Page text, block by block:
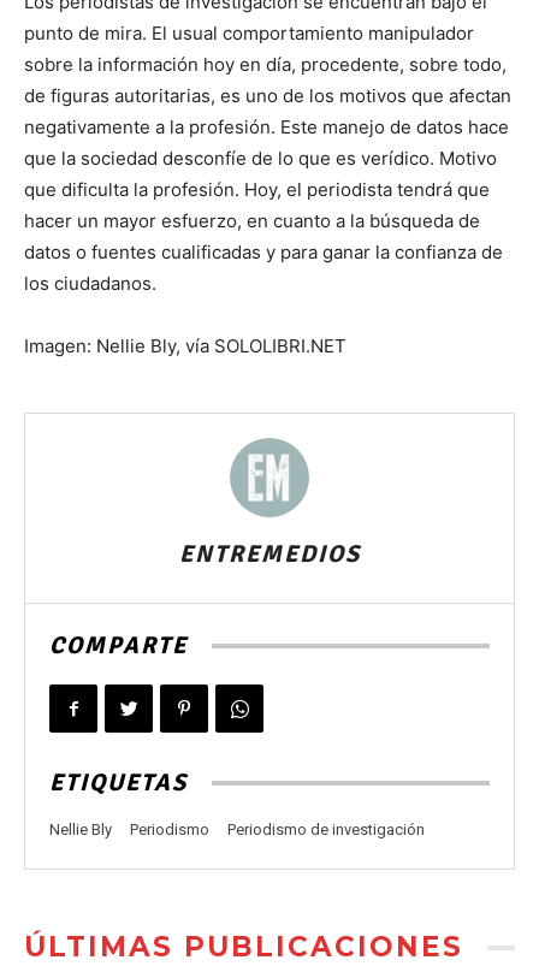
punto de mira. El usual comportamiento manipulador
sobre la información hoy en día, procedente, sobre todo,
de figuras autoritarias, es uno de los motivos que afectan
negativamente a la profesión. Este manejo de datos hace
que la sociedad desconfíe de lo que es verídico. Motivo
que dificulta la profesión. Hoy, el periodista tendrá que
hacer un mayor esfuerzo, en cuanto a la búsqueda de
datos o fuentes cualificadas y para ganar la confianza de
los ciudadanos.
Imagen: Nellie Bly, vía SOLOLIBRI.NET
ENTREMEDIOS
COMPARTE
ETIQUETAS
Nellie Bly Periodismo Periodismo de investigación
ÚLTIMAS PUBLICACIONES